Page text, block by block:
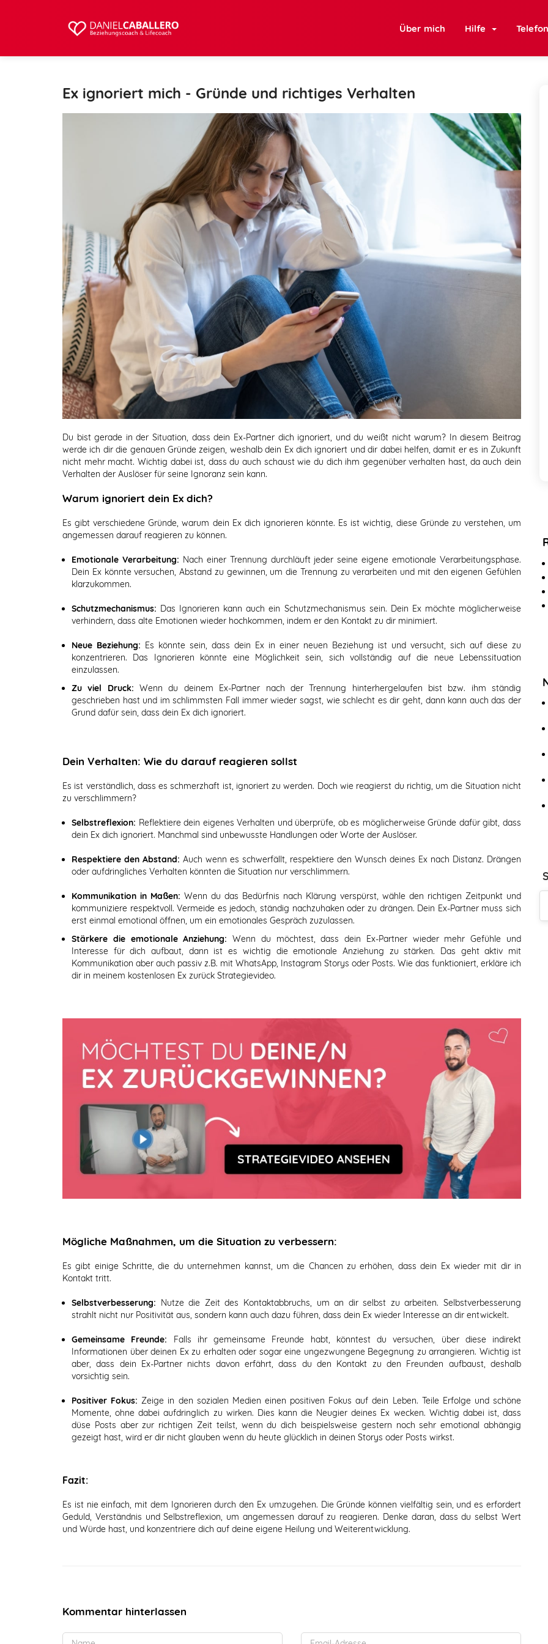
Über mich Hilfe
Ex ignoriert mich - Gründe und richtiges Verhalten
Du bist gerade in der Situation, dass dein Ex-Partner dich ignoriert, und du weißt nicht warum? In diesem Beitrag
werde ich dir die genauen Gründe zeigen, weshalb dein Ex dich ignoriert und dir dabei helfen, damit er es in Zukunft
nicht mehr macht. Wichtig dabei ist, dass du auch schaust wie du dich ihm gegenüber verhalten hast, da auch dein
Verhalten der Auslöser für seine Ignoranz sein kann.
Warum ignoriert dein Ex dich?
Es gibt verschiedene Gründe, warum dein Ex dich ignorieren könnte. Es ist wichtig, diese Gründe zu verstehen, um
angemessen darauf reagieren zu können.
Emotionale Verarbeitung: Nach einer Trennung durchläuft jeder seine eigene emotionale Verarbeitungsphase.
Dein Ex könnte versuchen, Abstand zu gewinnen, um die Trennung zu verarbeiten und mit den eigenen Gefühlen
klarzukommen.
Schutzmechanismus: Das Ignorieren kann auch ein Schutzmechanismus sein. Dein Ex möchte möglicherweise
verhindern, dass alte Emotionen wieder hochkommen, indem er den Kontakt zu dir minimiert.
Neue Beziehung: Es könnte sein, dass dein Ex in einer neuen Beziehung ist und versucht, sich auf diese zu
konzentrieren. Das Ignorieren könnte eine Möglichkeit sein, sich vollständig auf die neue Lebenssituation
einzulassen.
Zu viel Druck: Wenn du deinem Ex-Partner nach der Trennung hinterhergelaufen bist bzw. ihm ständig
geschrieben hast und im schlimmsten Fall immer wieder sagst, wie schlecht es dir geht, dann kann auch das der
Grund dafür sein, dass dein Ex dich ignoriert.
Dein Verhalten: Wie du darauf reagieren sollst
Es ist verständlich, dass es schmerzhaft ist, ignoriert zu werden. Doch wie reagierst du richtig, um die Situation nicht
zu verschlimmern?
Selbstreflexion: Reflektiere dein eigenes Verhalten und überprüfe, ob es möglicherweise Gründe dafür gibt, dass
dein Ex dich ignoriert. Manchmal sind unbewusste Handlungen oder Worte der Auslöser.
Respektiere den Abstand: Auch wenn es schwerfällt, respektiere den Wunsch deines Ex nach Distanz. Drängen
oder aufdringliches Verhalten könnten die Situation nur verschlimmern.
Kommunikation in Maßen: Wenn du das Bedürfnis nach Klärung verspürst, wähle den richtigen Zeitpunkt und
kommuniziere respektvoll. Vermeide es jedoch, ständig nachzuhaken oder zu drängen. Dein Ex-Partner muss sich
erst einmal emotional öffnen, um ein emotionales Gespräch zuzulassen.
Stärkere die emotionale Anziehung: Wenn du möchtest, dass dein Ex-Partner wieder mehr Gefühle und
Interesse für dich aufbaut, dann ist es wichtig die emotionale Anziehung zu stärken. Das geht aktiv mit
Kommunikation aber auch passiv z.B. mit WhatsApp, Instagram Storys oder Posts. Wie das funktioniert, erkläre ich
dir in meinem kostenlosen Ex zurück Strategievideo.
Mögliche Maßnahmen, um die Situation zu verbessern:
Es gibt einige Schritte, die du unternehmen kannst, um die Chancen zu erhöhen, dass dein Ex wieder mit dir in
Kontakt tritt.
Selbstverbesserung: Nutze die Zeit des Kontaktabbruchs, um an dir selbst zu arbeiten. Selbstverbesserung
strahlt nicht nur Positivität aus, sondern kann auch dazu führen, dass dein Ex wieder Interesse an dir entwickelt.
Gemeinsame Freunde: Falls ihr gemeinsame Freunde habt, könntest du versuchen, über diese indirekt
Informationen über deinen Ex zu erhalten oder sogar eine ungezwungene Begegnung zu arrangieren. Wichtig ist
aber, dass dein Ex-Partner nichts davon erfährt, dass du den Kontakt zu den Freunden aufbaust, deshalb
vorsichtig sein.
Positiver Fokus: Zeige in den sozialen Medien einen positiven Fokus auf dein Leben. Teile Erfolge und schöne
Momente, ohne dabei aufdringlich zu wirken. Dies kann die Neugier deines Ex wecken. Wichtig dabei ist, dass
düse Posts aber zur richtigen Zeit teilst, wenn du dich beispielsweise gestern noch sehr emotional abhängig
gezeigt hast, wird er dir nicht glauben wenn du heute glücklich in deinen Storys oder Posts wirkst.
Fazit:
Es ist nie einfach, mit dem Ignorieren durch den Ex umzugehen. Die Gründe können vielfältig sein, und es erfordert
Geduld, Verständnis und Selbstreflexion, um angemessen darauf zu reagieren. Denke daran, dass du selbst Wert
und Würde hast, und konzentriere dich auf deine eigene Heilung und Weiterentwicklung.
Kommentar hinterlassen